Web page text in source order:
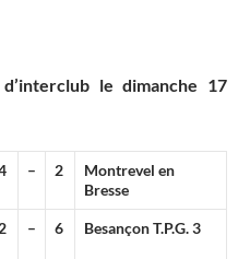
le dimanche 17
– 2
Montrevel en
Bresse
2 – 6 Besançon T.P.G. 3